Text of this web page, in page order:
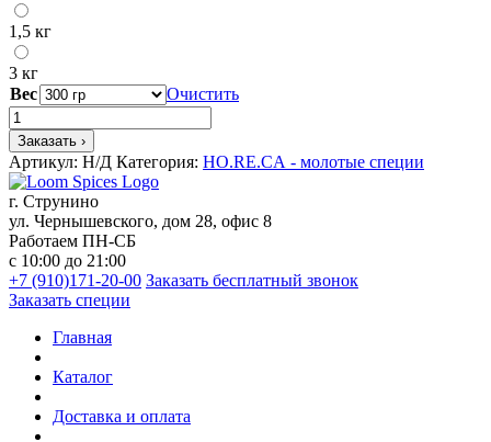
1,5 кг
3 кг
Вес
Очистить
Количество
товара
Базилик
молотый
Заказать ›
Артикул: Н/Д Категория: HO.RE.CА - молотые специи
г. Струнино
ул. Чернышевского, дом 28, офис 8
Работаем ПН-СБ
с 10:00 до 21:00
+7 (910)171-20-00 Заказать бесплатный звонок
Заказать специи
Главная
Каталог
Доставка и оплата